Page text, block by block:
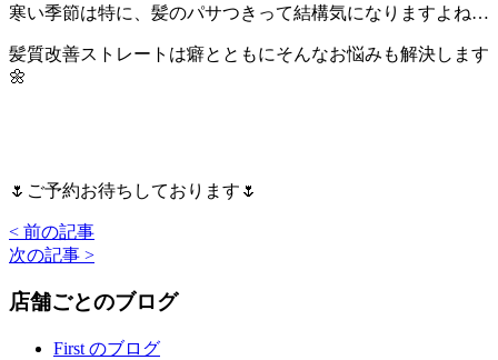
寒い季節は特に、髪のパサつきって結構気になりますよね…
髪質改善ストレートは癖とともにそんなお悩みも解決します
🌼
🌷ご予約お待ちしております🌷
< 前の記事
次の記事 >
店舗ごとのブログ
First のブログ